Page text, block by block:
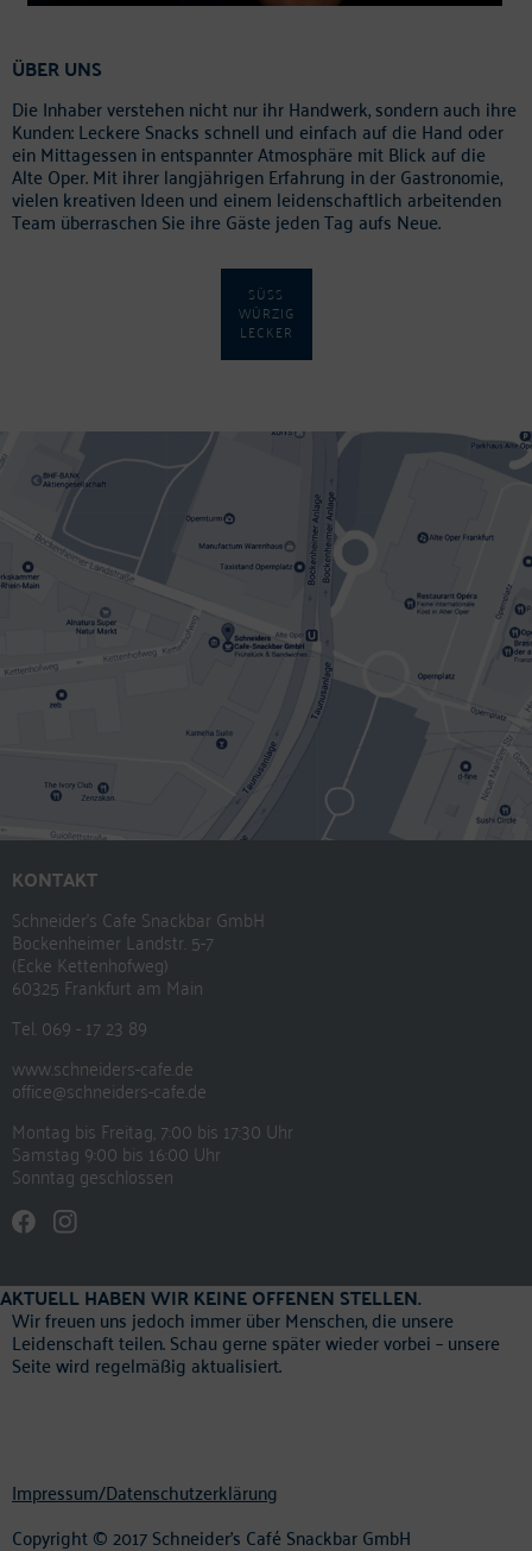
ÜBER UNS
Die Inhaber verstehen nicht nur ihr Handwerk, sondern auch ihre
Kunden: Leckere Snacks schnell und einfach auf die Hand oder
ein Mittagessen in entspannter Atmosphäre mit Blick auf die
Alte Oper. Mit ihrer langjährigen Erfahrung in der Gastronomie,
vielen kreativen Ideen und einem leidenschaftlich arbeitenden
Team überraschen Sie ihre Gäste jeden Tag aufs Neue.
SÜSS
WÜRZIG
LECKER
KONTAKT
Schneider’s Cafe Snackbar GmbH
Bockenheimer Landstr. 5-7
(Ecke Kettenhofweg)
60325 Frankfurt am Main
Tel. 069 - 17 23 89
www.schneiders-cafe.de
office@schneiders-cafe.de
Montag bis Freitag, 7:00 bis 17:30 Uhr
Samstag 9:00 bis 16:00 Uhr
Sonntag geschlossen
AKTUELL HABEN WIR KEINE OFFENEN STELLEN.
Wir freuen uns jedoch immer über Menschen, die unsere
Leidenschaft teilen. Schau gerne später wieder vorbei – unsere
Seite wird regelmäßig aktualisiert.
Impressum/Datenschutzerklärung
Copyright © 2017 Schneider’s Café Snackbar GmbH